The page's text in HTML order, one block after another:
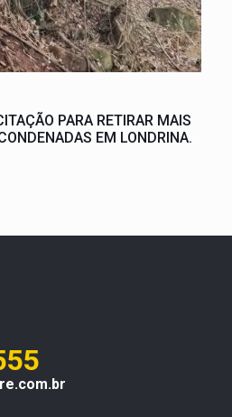
PARA RETIRAR MAIS
EM LONDRINA.